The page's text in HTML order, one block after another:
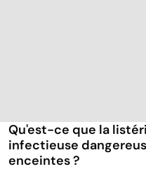
Qu'est-ce que la
infectieuse
enceintes ?